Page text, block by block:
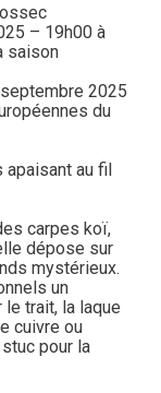
– 19h00 à
saison
2025
du
apaisant au fil
carpes koï,
dépose sur
mystérieux.
un
le trait, la laque
cuivre ou
pour la